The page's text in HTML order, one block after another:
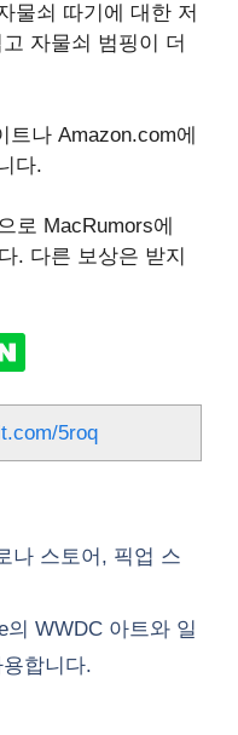
물쇠 따기에 대한 저
자물쇠 범핑이 더
트나 Amazon.com에
다.
로 MacRumors에
. 다른 보상은 받지
5roq
나 스토어, 픽업 스
의 WWDC 아트와 일
합니다.